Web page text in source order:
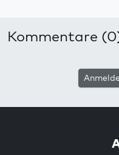
Kommentare